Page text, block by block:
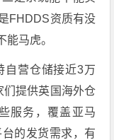
FHDDS资质有没
马虎。
自营仓储接近3万
们提供英国海外仓
服务，覆盖亚马
的发货需求，有